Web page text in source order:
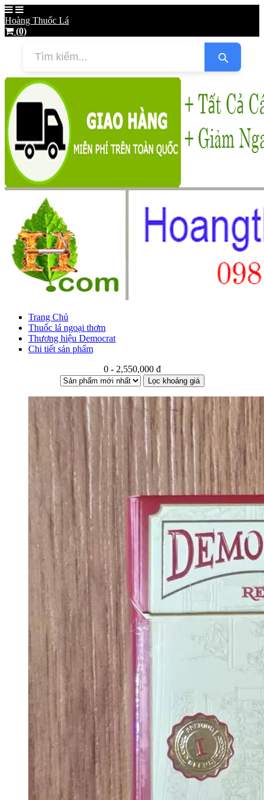
Hoàng Thuốc Lá
(0)
Trang Chủ
Thuốc lá ngoại thơm
Thương hiệu Democrat
Chi tiết sản phẩm
0 - 2,550,000 đ
Lọc khoảng giá